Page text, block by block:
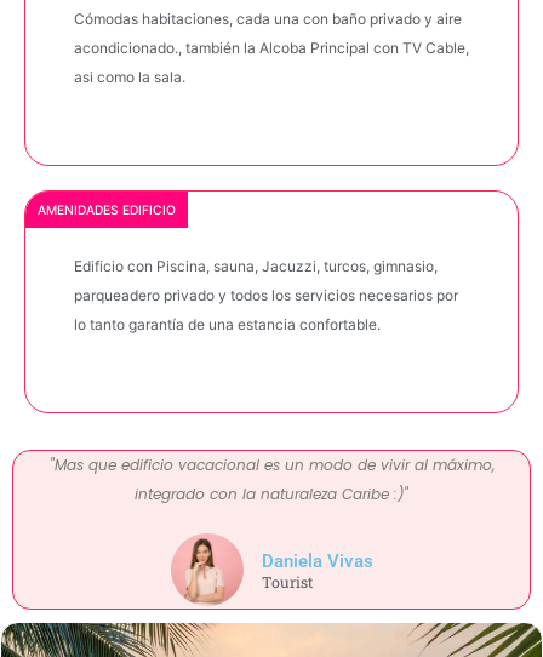
Cómodas habitaciones, cada una con baño privado y aire
acondicionado., también la Alcoba Principal con TV Cable,
asi como la sala.
Edificio con Piscina, sauna, Jacuzzi, turcos, gimnasio,
parqueadero privado y todos los servicios necesarios por
lo tanto garantía de una estancia confortable.
AMENIDADES EDIFICIO
"Mas que edificio vacacional es un modo de vivir al máximo,
integrado con la naturaleza Caribe :)"
Daniela Vivas
Tourist